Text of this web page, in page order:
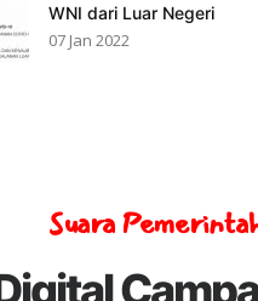
WNI dari Luar Negeri
07 Jan 2022
Suara